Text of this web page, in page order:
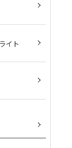
イト